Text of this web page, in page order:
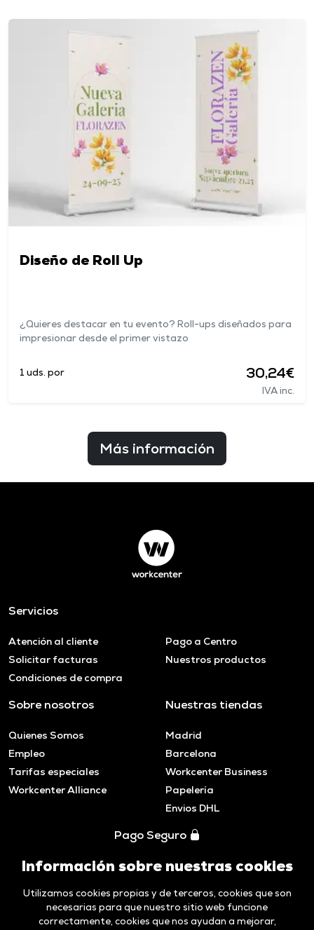
Diseño de Roll Up
¿Quieres destacar en tu evento? Roll-ups diseñados para
impresionar desde el primer vistazo
1 uds. por 30,24€
IVA inc.
Más información
Servicios
Atención al cliente
Pago a Centro
Solicitar facturas
Nuestros productos
Condiciones de compra
Sobre nosotros
Quienes Somos
Empleo
Tarifas especiales
Workcenter Alliance
Nuestras tiendas
Madrid
Barcelona
Workcenter Business
Papelería
Envios DHL
Pago Seguro
Información sobre nuestras cookies
Utilizamos cookies propias y de terceros, cookies que son
necesarias para que nuestro sitio web funcione
correctamente, cookies que nos ayudan a mejorar,